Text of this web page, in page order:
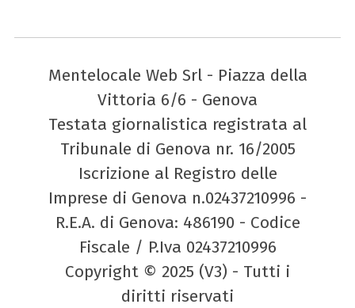
Mentelocale Web Srl - Piazza della
Vittoria 6/6 - Genova
Testata giornalistica registrata al
Tribunale di Genova nr. 16/2005
Iscrizione al Registro delle
Imprese di Genova n.02437210996 -
R.E.A. di Genova: 486190 - Codice
Fiscale / P.Iva 02437210996
Copyright © 2025 (V3) - Tutti i
diritti riservati